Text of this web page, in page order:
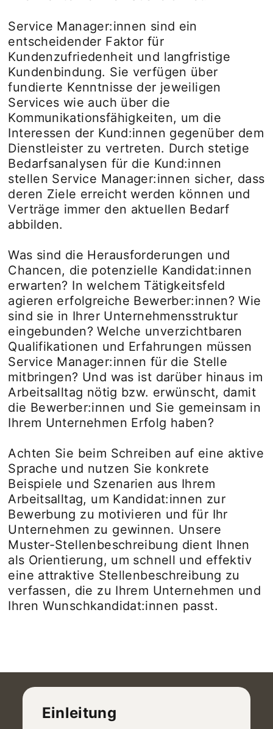
Service Manager:innen sind ein
entscheidender Faktor für
Kundenzufriedenheit und langfristige
Kundenbindung. Sie verfügen über
fundierte Kenntnisse der jeweiligen
Services wie auch über die
Kommunikationsfähigkeiten, um die
Interessen der Kund:innen gegenüber dem
Dienstleister zu vertreten. Durch stetige
Bedarfsanalysen für die Kund:innen
stellen Service Manager:innen sicher, dass
deren Ziele erreicht werden können und
Verträge immer den aktuellen Bedarf
abbilden.
Was sind die Herausforderungen und
Chancen, die potenzielle Kandidat:innen
erwarten? In welchem Tätigkeitsfeld
agieren erfolgreiche Bewerber:innen? Wie
sind sie in Ihrer Unternehmensstruktur
eingebunden? Welche unverzichtbaren
Qualifikationen und Erfahrungen müssen
Service Manager:innen für die Stelle
mitbringen? Und was ist darüber hinaus im
Arbeitsalltag nötig bzw. erwünscht, damit
die Bewerber:innen und Sie gemeinsam in
Ihrem Unternehmen Erfolg haben?
Achten Sie beim Schreiben auf eine aktive
Sprache und nutzen Sie konkrete
Beispiele und Szenarien aus Ihrem
Arbeitsalltag, um Kandidat:innen zur
Bewerbung zu motivieren und für Ihr
Unternehmen zu gewinnen. Unsere
Muster-Stellenbeschreibung dient Ihnen
als Orientierung, um schnell und effektiv
eine attraktive Stellenbeschreibung zu
verfassen, die zu Ihrem Unternehmen und
Ihren Wunschkandidat:innen passt.
Einleitung